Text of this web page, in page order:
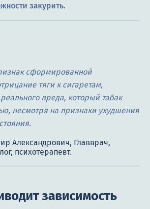
закурить.
сформированной
тяги к сигаретам,
вреда, который табак
несмотря на признаки ухудшения
зависимость